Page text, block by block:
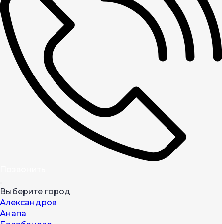
Выберите город
Александров
Анапа